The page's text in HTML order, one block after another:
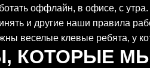
оффлайн, в офисе, с
и другие наши правила
веселые клевые ребята, у
КОТОРЫЕ